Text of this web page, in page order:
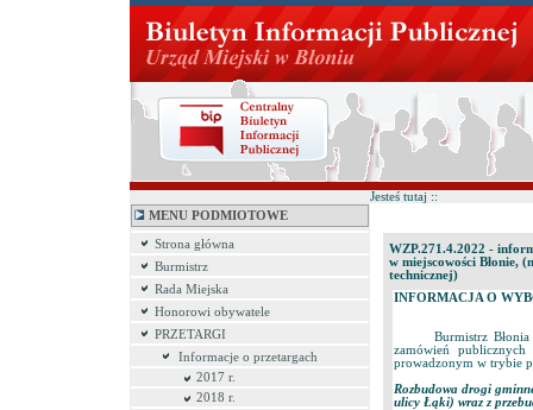
MENU PODMIOTOWE
Strona główna
Burmistrz
Rada Miejska
Honorowi obywatele
PRZETARGI
Informacje o przetargach
2017 r.
2018 r.
Jesteś tutaj ::
WZP.271.4.2022 -
w miejscowości
technicznej)
INFORMACJA O
Burmistrz Błonia
zamówień
prowadzonym w trybie
Rozbudowa drogi
ulicy Łąki) wraz z